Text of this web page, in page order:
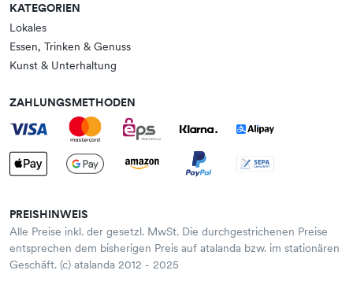
KATEGORIEN
Lokales
Essen, Trinken & Genuss
Kunst & Unterhaltung
ZAHLUNGSMETHODEN
PREISHINWEIS
Alle Preise inkl. der gesetzl. MwSt. Die durchgestrichenen Preise
entsprechen dem bisherigen Preis auf atalanda bzw. im stationären
Geschäft. (c) atalanda 2012 - 2025